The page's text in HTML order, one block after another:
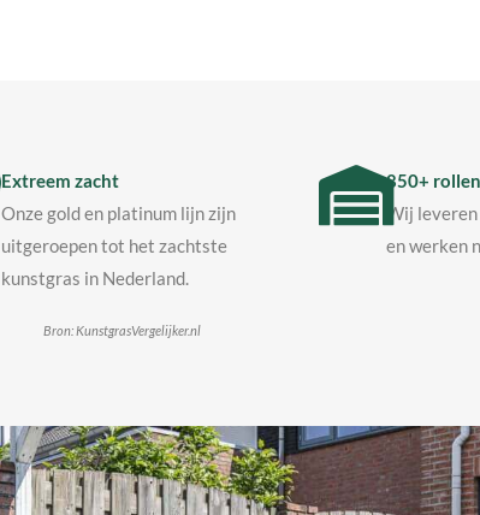
Extreem zacht
Onze gold en platinum lijn zijn
uitgeroepen tot het zachtste
kunstgras in Nederland.
Bron: KunstgrasVergelijker.nl
850+
Wij
en werken